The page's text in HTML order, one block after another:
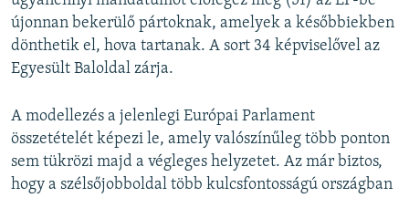
újonnan bekerülő pártoknak, amelyek a későbbiekben
dönthetik el, hova tartanak. A sort 34 képviselővel az
Egyesült Baloldal zárja.
A modellezés a jelenlegi Európai Parlament
összetételét képezi le, amely valószínűleg több ponton
sem tükrözi majd a végleges helyzetet. Az már biztos,
hogy a szélsőjobboldal több kulcsfontosságú országban